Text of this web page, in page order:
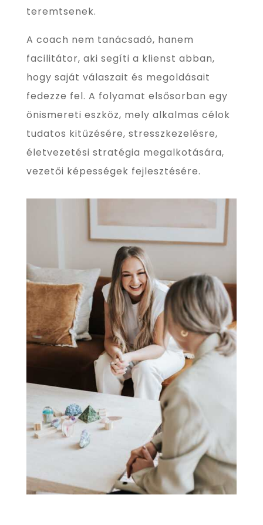
teremtsenek.
A coach nem tanácsadó, hanem
facilitátor, aki segíti a klienst abban,
hogy saját válaszait és megoldásait
fedezze fel. A folyamat elsősorban egy
önismereti eszköz, mely alkalmas célok
tudatos kitűzésére, stresszkezelésre,
életvezetési stratégia megalkotására,
vezetői képességek fejlesztésére.